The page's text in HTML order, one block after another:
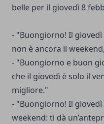
belle per il giovedì 8
- "Buongiorno! Il
non è ancora il
- "Buongiorno e buon
che il giovedì è solo il
migliore."
- "Buongiorno! Il
weekend: ti dà